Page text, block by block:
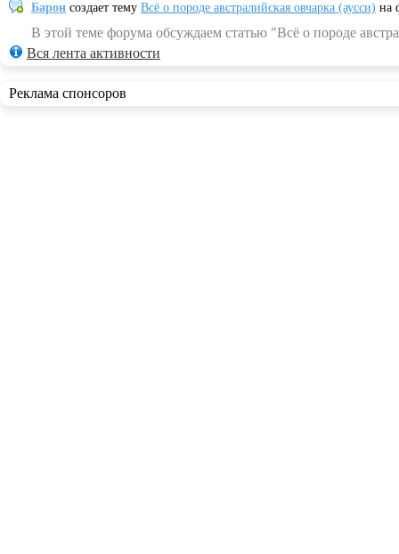
Барон создает тему Всё о породе австралийская овчарка (аусси) на
В этой теме форума обсуждаем статью "Всё о породе
Вся лента активности
Реклама спонсоров